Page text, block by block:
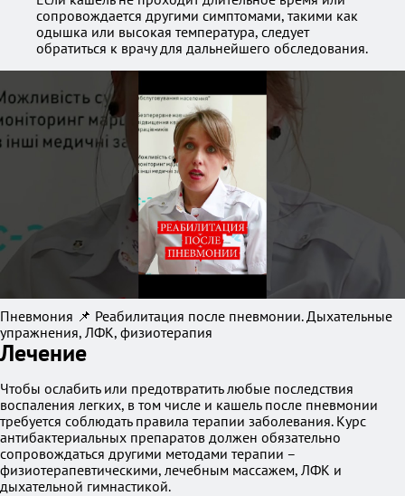
сопровождается другими симптомами, такими как
одышка или высокая температура, следует
обратиться к врачу для дальнейшего обследования.
Пневмония 📌 Реабилитация после пневмонии. Дыхательные
упражнения, ЛФК, физиотерапия
Лечение
Чтобы ослабить или предотвратить любые последствия
воспаления легких, в том числе и кашель после пневмонии
требуется соблюдать правила терапии заболевания. Курс
антибактериальных препаратов должен обязательно
сопровождаться другими методами терапии –
физиотерапевтическими, лечебным массажем, ЛФК и
дыхательной гимнастикой.